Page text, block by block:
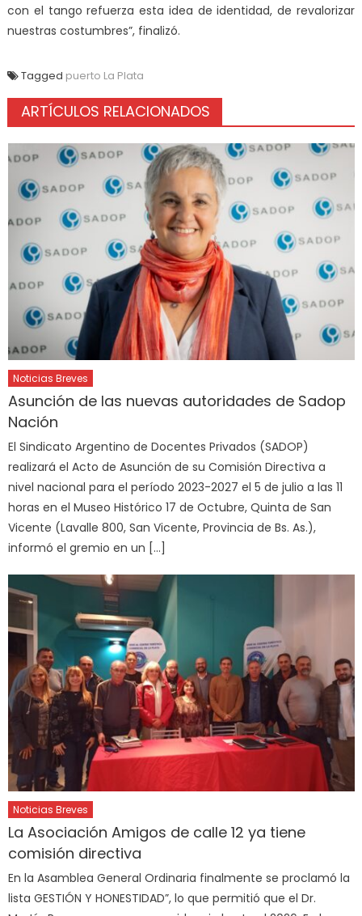
con el tango refuerza esta idea de identidad, de revalorizar
nuestras costumbres”, finalizó.
Tagged puerto La Plata
ARTÍCULOS RELACIONADOS
Noticias Breves
Asunción de las nuevas autoridades de Sadop
Nación
El Sindicato Argentino de Docentes Privados (SADOP)
realizará el Acto de Asunción de su Comisión Directiva a
nivel nacional para el período 2023-2027 el 5 de julio a las 11
horas en el Museo Histórico 17 de Octubre, Quinta de San
Vicente (Lavalle 800, San Vicente, Provincia de Bs. As.),
informó el gremio en un […]
Noticias Breves
La Asociación Amigos de calle 12 ya tiene
comisión directiva
En la Asamblea General Ordinaria finalmente se proclamó la
lista GESTIÓN Y HONESTIDAD”, lo que permitió que el Dr.